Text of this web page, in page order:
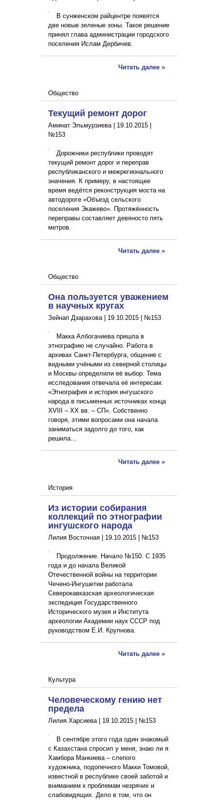
В сунженском райцентре появятся
две новые зеленые зоны. Такое решение
принял глава администрации городского
поселения Ислам Дербичев.
Читать далее »
Общество
Текущий ремонт дорог
Аминат Эльмурзиева | 19.10.2015
№153
Дорожники республики проводят
текущий ремонт дорог и переправ
республиканского и межрегионального
значения. К примеру, в настоящее
время ведётся реконструкция моста на
автодороге «Объезд сельского
поселения Экажево». Протяжённость
переправы составляет девяносто пять
метров.
Читать далее »
Общество
Она пользуется уважением
в научных кругах
Зейнап Дзарахова | 19.10.2015 №153
Макка Албогачиева пришла в
этнографию не случайно. Работа в
архивах Санкт-Петербурга, общение с
видными учёными из северной столицы
и Москвы определили её выбор. Тема
исследования отвечала её интересам:
«Этнография и история ингушского
народа в письменных источниках конца
XVIII – XX вв. – СП». Собственно
говоря, этими вопросами она начала
заниматься задолго до того, как
решила…
Читать далее »
История
Из истории собирания
коллекций по этнографии
ингушского народа
Лилия Восточная | 19.10.2015 №153
Продолжение. Начало №150. С 1935
года и до начала Великой
Отечественной войны на территории
Чечено-Ингушетии работала
Северокавказская археологическая
экспедиция Государственного
Исторического музея и Института
археологии Академии наук СССР под
руководством Е.И. Крупнова.
Читать далее »
Культура
Человеческому гению нет
предела
Лилия Харсиева | 19.10.2015 №153
В сентябре этого года один знакомый
с Казахстана спросил у меня, знаю ли я
Хамбора Манкиева – слепого
художника, подопечного Макки Томовой,
известной в республике своей заботой и
вниманием к проблемам незрячих и
слабовидящих. Дело в том, что он